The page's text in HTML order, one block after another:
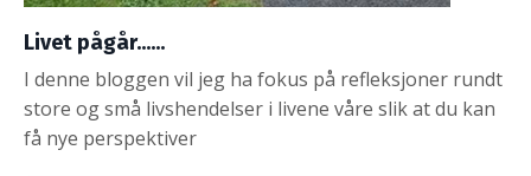
Livet pågår......
I denne bloggen vil jeg ha fokus på refleksjoner rundt
store og små livshendelser i livene våre slik at du kan
få nye perspektiver